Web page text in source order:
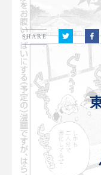
SHARE